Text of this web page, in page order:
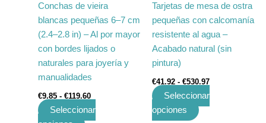
Conchas de vieira
blancas pequeñas 6–7 cm
(2.4–2.8 in) – Al por mayor
con bordes lijados o
naturales para joyería y
manualidades
€9.85 - €119.60
Seleccionar
elegir
en
la
página
de
producto
Tarjetas de mesa de ostra
pequeñas con calcomanía
resistente al agua –
Acabado natural (sin
pintura)
€41.92 - €530.97
Seleccionar
opciones
elegir
en
la
página
producto